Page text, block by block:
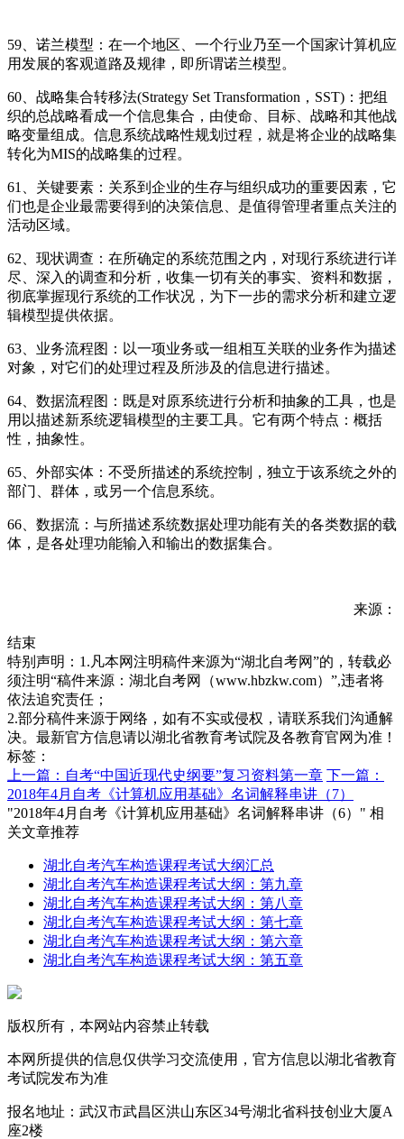
59、诺兰模型：在一个地区、一个行业乃至一个国家计算机应
用发展的客观道路及规律，即所谓诺兰模型。
60、战略集合转移法(Strategy Set Transformation，SST)：把组
织的总战略看成一个信息集合，由使命、目标、战略和其他战
略变量组成。信息系统战略性规划过程，就是将企业的战略集
转化为MIS的战略集的过程。
61、关键要素：关系到企业的生存与组织成功的重要因素，它
们也是企业最需要得到的决策信息、是值得管理者重点关注的
活动区域。
62、现状调查：在所确定的系统范围之内，对现行系统进行详
尽、深入的调查和分析，收集一切有关的事实、资料和数据，
彻底掌握现行系统的工作状况，为下一步的需求分析和建立逻
辑模型提供依据。
63、业务流程图：以一项业务或一组相互关联的业务作为描述
对象，对它们的处理过程及所涉及的信息进行描述。
64、数据流程图：既是对原系统进行分析和抽象的工具，也是
用以描述新系统逻辑模型的主要工具。它有两个特点：概括
性，抽象性。
65、外部实体：不受所描述的系统控制，独立于该系统之外的
部门、群体，或另一个信息系统。
66、数据流：与所描述系统数据处理功能有关的各类数据的载
体，是各处理功能输入和输出的数据集合。
来源：
结束
特别声明：1.凡本网注明稿件来源为“湖北自考网”的，转载必
须注明“稿件来源：湖北自考网（www.hbzkw.com）”,违者将
依法追究责任；
2.部分稿件来源于网络，如有不实或侵权，请联系我们沟通解
决。最新官方信息请以湖北省教育考试院及各教育官网为准！
标签：
上一篇：自考“中国近现代史纲要”复习资料第一章 下一篇：
2018年4月自考《计算机应用基础》名词解释串讲（7）
"2018年4月自考《计算机应用基础》名词解释串讲（6）" 相
关文章推荐
湖北自考汽车构造课程考试大纲汇总
湖北自考汽车构造课程考试大纲：第九章
湖北自考汽车构造课程考试大纲：第八章
湖北自考汽车构造课程考试大纲：第七章
湖北自考汽车构造课程考试大纲：第六章
湖北自考汽车构造课程考试大纲：第五章
版权所有，本网站内容禁止转载
本网所提供的信息仅供学习交流使用，官方信息以湖北省教育
考试院发布为准
报名地址：武汉市武昌区洪山东区34号湖北省科技创业大厦A
座2楼